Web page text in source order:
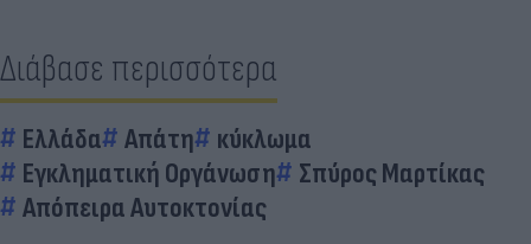
Διάβασε περισσότερα
Ελλάδα Απάτη
κύκλωμα
Εγκληματική Οργάνωση
Σπύρος Μαρτίκας
Απόπειρα Αυτοκτονίας